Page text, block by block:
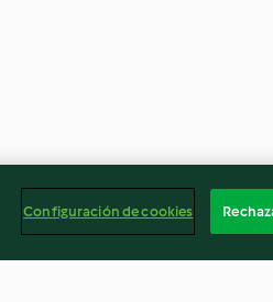
Configuración de cookies